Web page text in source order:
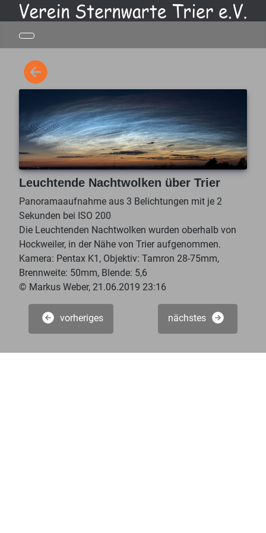
Leuchtende Nachtwolken über Trier
Panoramaaufnahme aus 3 Belichtungen mit je 2
Sekunden bei ISO 200
Die Leuchtenden Nachtwolken wurden oberhalb von
Hockweiler, in der Nähe von Trier aufgenommen.
Kamera: Pentax K1, Objektiv: Tamron 28-75mm,
Brennweite: 50mm, Blende: 5,6
© Markus Weber, 21.06.2019 23:16
vorheriges nächstes